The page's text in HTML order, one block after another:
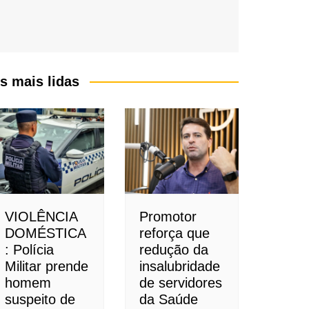
mais lidas
VIOLÊNCIA
DOMÉSTICA
: Polícia
Militar prende
homem
suspeito de
Promotor
reforça que
redução da
insalubridade
de servidores
da Saúde